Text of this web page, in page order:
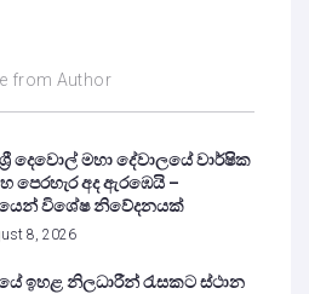
from Author
දෙවොල් මහා දේවාලයේ වාර්ෂික
පෙරහැර අද ඇරඹෙයි –
විශේෂ නිවේදනයක්
8, 2026
ඉහළ නිලධාරීන් රැසකට ස්ථාන